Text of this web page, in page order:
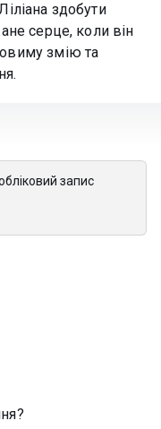
здобути
серце, коли він
змію та
запис